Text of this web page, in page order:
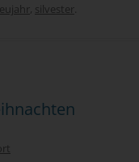
, silvester.